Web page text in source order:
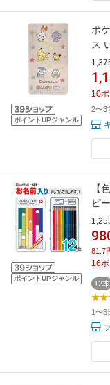
ポイントUPジャンル
ポ
ス
新
10
2〜3
ポイントUPジャンル
【
ピ
筆
ゼ
記
81.7
16
12本
1〜3